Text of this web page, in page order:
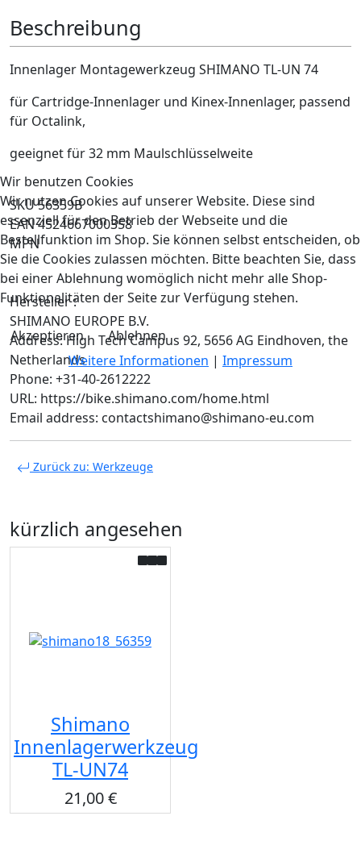
Beschreibung
Innenlager Montagewerkzeug SHIMANO TL-UN 74
für Cartridge-Innenlager und Kinex-Innenlager, passend
für Octalink,
geeignet für 32 mm Maulschlüsselweite
SKU 56359B
EAN 4524667000358
MPN
Hersteller :
SHIMANO EUROPE B.V.
Address: High Tech Campus 92, 5656 AG Eindhoven, the
Netherlands
Phone: +31-40-2612222
URL: https://bike.shimano.com/home.html
Email address: contactshimano@shimano-eu.com
Zurück zu: Werkzeuge
kürzlich angesehen
Shimano
Innenlagerwerkzeug
TL-UN74
21,00 €
Wir benutzen Cookies
Wir nutzen Cookies auf unserer Website. Diese sind
essenziell für den Betrieb der Webseite und die
Bestellfunktion im Shop. Sie können selbst entscheiden, ob
Sie die Cookies zulassen möchten. Bitte beachten Sie, dass
bei einer Ablehnung womöglich nicht mehr alle Shop-
Funktionalitäten der Seite zur Verfügung stehen.
Akzeptieren
Ablehnen
Weitere Informationen | Impressum